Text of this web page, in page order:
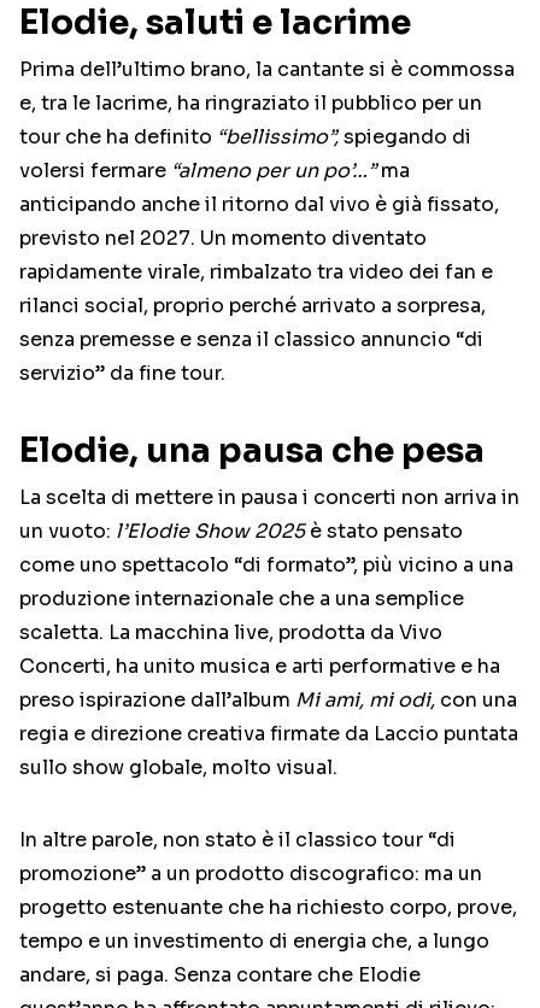
Elodie, saluti e lacrime
Prima dell’ultimo brano, la cantante si è commossa
e, tra le lacrime, ha ringraziato il pubblico per un
tour che ha definito “bellissimo”,spiegando di
volersi fermare “almeno per un po’…”ma
anticipando anche il ritorno dal vivo è già fissato,
previsto nel 2027. Un momento diventato
rapidamente virale, rimbalzato tra video dei fan e
rilanci social, proprio perché arrivato a sorpresa,
senza premesse e senza il classico annuncio “di
servizio” da fine tour.
Elodie, una pausa che pesa
La scelta di mettere in pausa i concerti non arriva in
un vuoto: l’Elodie Show 2025è stato pensato
come uno spettacolo “di formato”, più vicino a una
produzione internazionale che a una semplice
scaletta. La macchina live, prodotta da Vivo
Concerti, ha unito musica e arti performative e ha
preso ispirazione dall’album Mi ami, mi odi, con una
regia e direzione creativa firmate da Laccio puntata
sullo show globale, molto visual.
In altre parole, non stato è il classico tour “di
promozione” a un prodotto discografico: ma un
progetto estenuante che ha richiesto corpo, prove,
tempo e un investimento di energia che, a lungo
andare, si paga. Senza contare che Elodie